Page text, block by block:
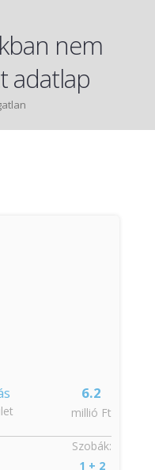
nem
adatlap
6.2
millió Ft
Szobák:
1 + 2